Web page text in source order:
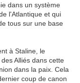
dans un système
l'Atlantique et qui
tous sur une base
à Staline, le
Alliés dans cette
dans la paix. Cela
coup de canon